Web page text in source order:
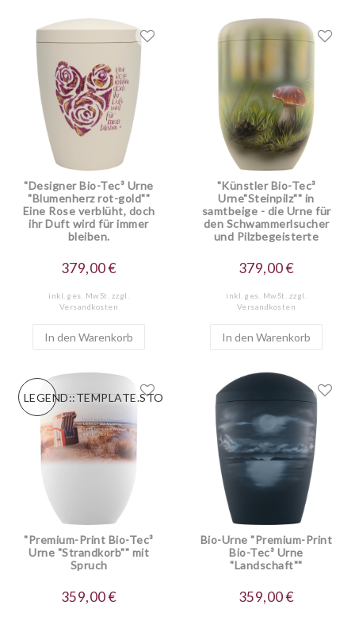
"Designer Bio-Tec³ Urne
"Blumenherz rot-gold""
Eine Rose verblüht, doch
ihr Duft wird für immer
bleiben.
379,00 €
inkl. ges. MwSt. zzgl.
Versandkosten
In den Warenkorb
"Künstler Bio-Tec³
Urne"Steinpilz"" in
samtbeige - die Urne für
den Schwammerlsucher
und Pilzbegeisterte
379,00 €
inkl. ges. MwSt. zzgl.
Versandkosten
In den Warenkorb
LEGEND::TEMPLATE.STORESPECIALNEW
"Premium-Print Bio-Tec³
Urne "Strandkorb"" mit
Spruch
359,00 €
Bio-Urne "Premium-Print
Bio-Tec³ Urne
"Landschaft""
359,00 €